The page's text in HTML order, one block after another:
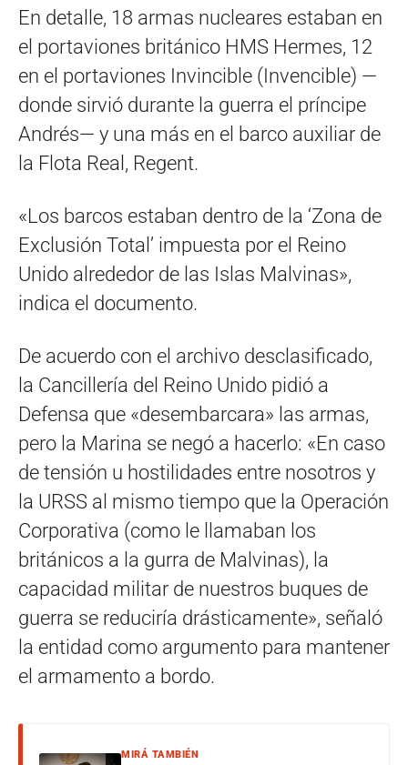
En detalle, 18 armas nucleares estaban en
el portaviones británico HMS Hermes, 12
en el portaviones Invincible (Invencible) —
donde sirvió durante la guerra el príncipe
Andrés— y una más en el barco auxiliar de
la Flota Real, Regent.
«Los barcos estaban dentro de la ‘Zona de
Exclusión Total’ impuesta por el Reino
Unido alrededor de las Islas Malvinas»,
indica el documento.
De acuerdo con el archivo desclasificado,
la Cancillería del Reino Unido pidió a
Defensa que «desembarcara» las armas,
pero la Marina se negó a hacerlo: «En caso
de tensión u hostilidades entre nosotros y
la URSS al mismo tiempo que la Operación
Corporativa (como le llamaban los
británicos a la gurra de Malvinas), la
capacidad militar de nuestros buques de
guerra se reduciría drásticamente», señaló
la entidad como argumento para mantener
el armamento a bordo.
MIRÁ TAMBIÉN